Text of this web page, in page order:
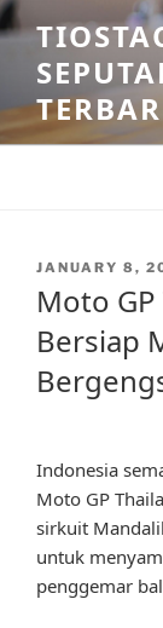
Skip
to
content
POSTED
JANUARY 8,
Moto
Bersiap
Indonesia
Moto GP
sirkuit
untuk
penggemar